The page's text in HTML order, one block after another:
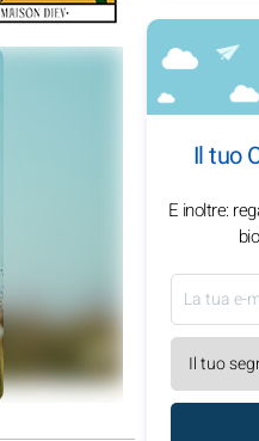
Il tuo
E inoltre: